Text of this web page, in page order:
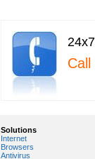
Call
Solutions
Internet
Browsers
Antivirus